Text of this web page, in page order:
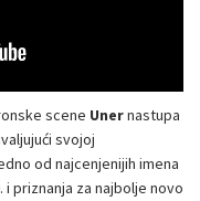
scene Unernastupa
svojoj
od najcenjenijih imena
i priznanja za najbolje novo